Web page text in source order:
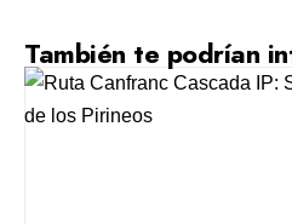
También te podrían